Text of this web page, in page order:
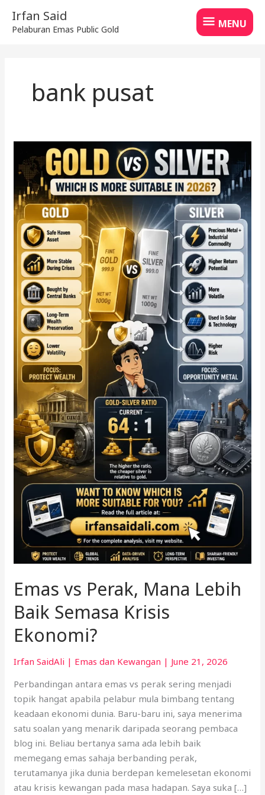
content
Irfan Said
Pelaburan Emas Public Gold
MENU
MENU
bank pusat
Emas vs Perak, Mana Lebih
Baik Semasa Krisis
Ekonomi?
Irfan SaidAli | Emas dan Kewangan | June 21, 2026
Perbandingan antara emas vs perak sering menjadi
topik hangat apabila pelabur mula bimbang tentang
keadaan ekonomi dunia. Baru-baru ini, saya menerima
satu soalan yang menarik daripada seorang pembaca
blog ini. Beliau bertanya sama ada lebih baik
memegang emas sahaja berbanding perak,
terutamanya jika dunia berdepan kemelesetan ekonomi
atau krisis kewangan pada masa hadapan. Saya suka […]
vs
Perak,
Mana
Lebih
Baik
Semasa
Krisis
Ekonomi?